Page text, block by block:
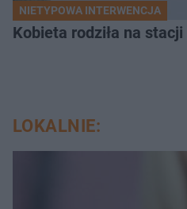
NIETYPOWA INTERWENCJA
Kobieta rodziła na
LOKALNIE: